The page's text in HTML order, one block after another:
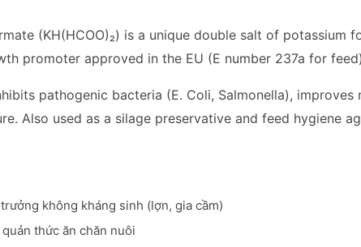
(KH(HCOO)₂) is a unique double salt of
promoter approved in the EU (E number 237a for
pathogenic bacteria (E. Coli, Salmonella),
Also used as a silage preservative and feed hygiene
không kháng sinh (lợn, gia cầm)
thức ăn chăn nuôi